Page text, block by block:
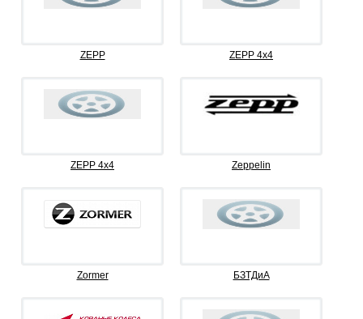
ZEPP ZEPP 4x4
ZEPP 4х4 Zeppelin
Zormer БЗТДиА